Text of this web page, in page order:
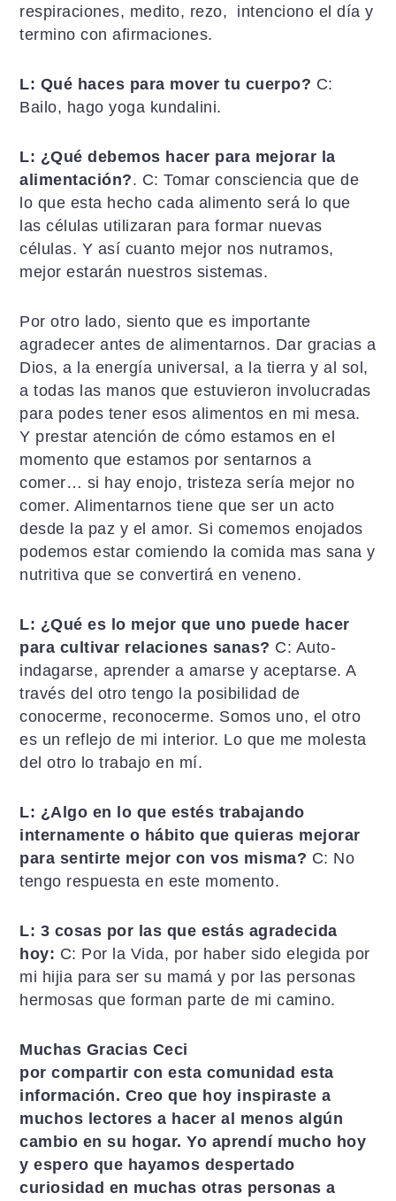
respiraciones, medito, rezo, intenciono el día y
termino con afirmaciones.
L: Qué haces para mover tu cuerpo? C:
Bailo, hago yoga kundalini.
L: ¿Qué debemos hacer para mejorar la
alimentación?. C: Tomar consciencia que de
lo que esta hecho cada alimento será lo que
las células utilizaran para formar nuevas
células. Y así cuanto mejor nos nutramos,
mejor estarán nuestros sistemas.
Por otro lado, siento que es importante
agradecer antes de alimentarnos. Dar gracias a
Dios, a la energía universal, a la tierra y al sol,
a todas las manos que estuvieron involucradas
para podes tener esos alimentos en mi mesa.
Y prestar atención de cómo estamos en el
momento que estamos por sentarnos a
comer… si hay enojo, tristeza sería mejor no
comer. Alimentarnos tiene que ser un acto
desde la paz y el amor. Si comemos enojados
podemos estar comiendo la comida mas sana y
nutritiva que se convertirá en veneno.
L: ¿Qué es lo mejor que uno puede hacer
para cultivar relaciones sanas? C: Auto-
indagarse, aprender a amarse y aceptarse. A
través del otro tengo la posibilidad de
conocerme, reconocerme. Somos uno, el otro
es un reflejo de mi interior. Lo que me molesta
del otro lo trabajo en mí.
L: ¿Algo en lo que estés trabajando
internamente o hábito que quieras mejorar
para sentirte mejor con vos misma? C: No
tengo respuesta en este momento.
L: 3 cosas por las que estás agradecida
hoy: C: Por la Vida, por haber sido elegida por
mi hijia para ser su mamá y por las personas
hermosas que forman parte de mi camino.
Muchas Gracias Ceci
por compartir con esta comunidad esta
información. Creo que hoy inspiraste a
muchos lectores a hacer al menos algún
cambio en su hogar. Yo aprendí mucho hoy
y espero que hayamos despertado
curiosidad en muchas otras personas a